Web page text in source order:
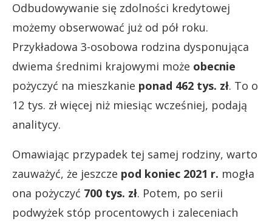
Odbudowywanie się zdolności kredytowej
możemy obserwować już od pół roku.
Przykładowa 3-osobowa rodzina dysponująca
dwiema średnimi krajowymi może obecnie
pożyczyć na mieszkanie ponad 462 tys. zł. To o
12 tys. zł więcej niż miesiąc wcześniej, podają
analitycy.
Omawiając przypadek tej samej rodziny, warto
zauważyć, że jeszcze pod koniec 2021 r. mogła
ona pożyczyć 700 tys. zł. Potem, po serii
podwyżek stóp procentowych i zaleceniach